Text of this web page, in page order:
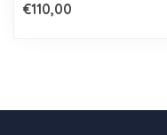
uit de serie E...
€110,00